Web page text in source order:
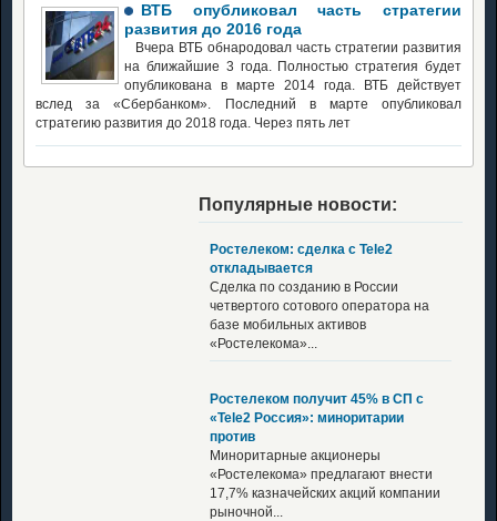
ВТБ опубликовал часть стратегии
развития до 2016 года
Вчера ВТБ обнародовал часть стратегии развития
на ближайшие 3 года. Полностью стратегия будет
опубликована в марте 2014 года. ВТБ действует
вслед за «Сбербанком». Последний в марте опубликовал
стратегию развития до 2018 года. Через пять лет
Популярные новости:
Ростелеком: сделка с Tele2
откладывается
Сделка по созданию в России
четвертого сотового оператора на
базе мобильных активов
«Ростелекома»...
Ростелеком получит 45% в СП с
«Tele2 Россия»: миноритарии
против
Миноритарные акционеры
«Ростелекома» предлагают внести
17,7% казначейских акций компании
рыночной...